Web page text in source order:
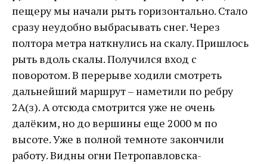
пещеру мы начали рыть горизонтально. Стало
сразу неудобно выбрасывать снег. Через
полтора метра наткнулись на скалу. Пришлось
рыть вдоль скалы. Получился вход с
поворотом. В перерыве ходили смотреть
дальнейший маршрут – наметили по ребру
2A(з). А отсюда смотрится уже не очень
далёким, но до вершины еще 2000 м по
высоте. Уже в полной темноте закончили
работу. Видны огни Петропавловска-